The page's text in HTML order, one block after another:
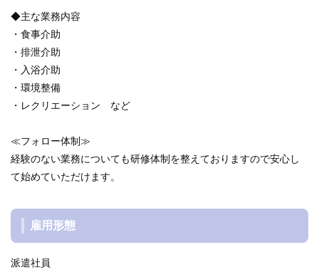
◆主な業務内容
・食事介助
・排泄介助
・入浴介助
・環境整備
・レクリエーション など
≪フォロー体制≫
経験のない業務についても研修体制を整えておりますので安心し
て始めていただけます。
雇用形態
派遣社員